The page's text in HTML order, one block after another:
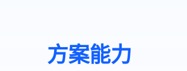
方案能力